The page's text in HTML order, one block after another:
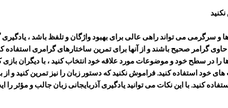
و سرگرمی می تواند راهی عالی برای بهبود واژگان و تلفظ باشد ،
حاوی گرامر صحیح باشند و از آنها برای تمرین ساختارهای گرامری استفاده
ها را در سطح خود و موضوعات مورد علاقه خود انتخاب کنید ، با دیگران بازی
خود استفاده کنید. فراموش نکنید که دستور زبان را نیز تمرین کنید و از
کنید. با این نکات می توانید یادگیری آذربایجانی زبان جالب و مؤثر را